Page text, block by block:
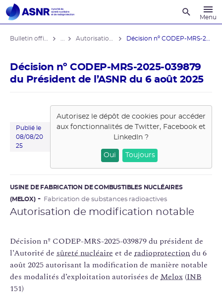
Menu
Décision nº CODEP-MRS-2025-039879
du Président de l’ASNR du 6 août 2025
Publié le
08/08/20
25
Autorisez le dépôt de cookies pour accéder
aux fonctionnalités de Twitter, Facebook et
LinkedIn?
Oui Toujours
USINE DE FABRICATION DE COMBUSTIBLES NUCLÉAIRES
(MELOX)
Fabrication de substances radioactives
Autorisation de modification notable
Décision nº CODEP-MRS-2025-039879 du président de
l’Autorité de sûreté nucléaire et de radioprotectiondu 6
août 2025 autorisant la modification de manière notable
des modalités d’exploitation autorisées de Melox (INB
151)